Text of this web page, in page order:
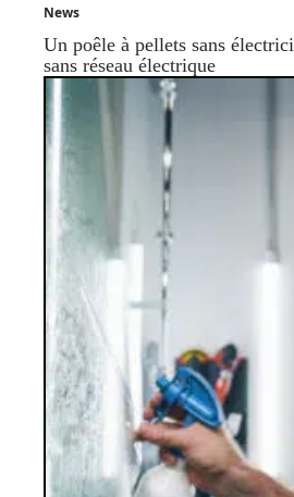
News
Un poêle à pellets sans
sans réseau électrique